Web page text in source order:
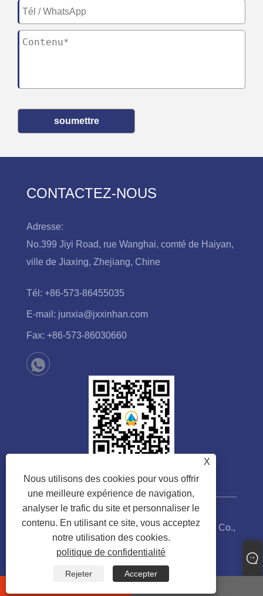
soumettre
CONTACTEZ-NOUS
Adresse:
No.399 Jiyi Road, rue Wanghai, comté de Haiyan,
ville de Jiaxing, Zhejiang, Chine
Tél: +86-573-86455035
E-mail: junxia@jxxinhan.com
Fax: +86-573-86030660
Copyright © 2023 Jiaxing Xinhan Technology Co.,
Ltd. Tous droits réservés.
Links
Sitemap RSS
politique de confidentialité
X
Nous utilisons des cookies pour vous offrir
une meilleure expérience de navigation,
analyser le trafic du site et personnaliser le
contenu. En utilisant ce site, vous acceptez
notre utilisation des cookies.
politique de confidentialité
Rejeter Accepter